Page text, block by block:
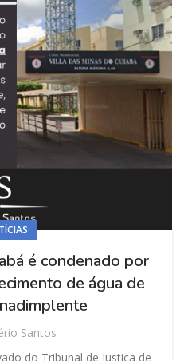
é condenado por
de água de
Santos
do Tribunal de Justiça de